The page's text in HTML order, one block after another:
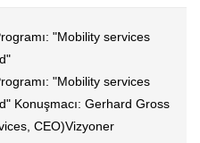
"Mobility services
"Mobility services
Konuşmacı: Gerhard Gross
CEO)Vizyoner